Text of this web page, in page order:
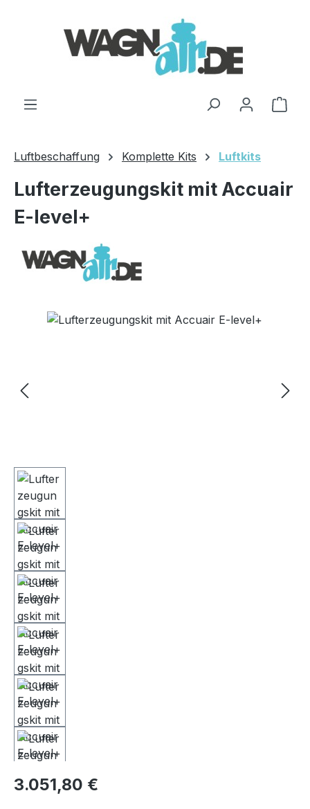
Luftbeschaffung Komplette Kits Luftkits
Lufterzeugungskit mit Accuair
E-level+
Bildergalerie überspringen
Regulärer Preis:
3.051,80 €